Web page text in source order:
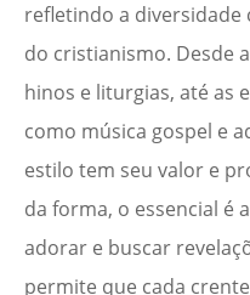
refletindo a
do cristianismo. Desde
hinos e liturgias, até as
como música gospel e
estilo tem seu valor e
da forma, o essencial é
adorar e buscar
permite que cada